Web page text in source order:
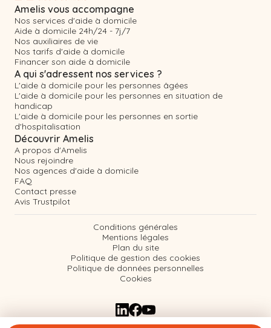
Amelis vous accompagne
Nos services d'aide à domicile
Aide à domicile 24h/24 - 7j/7
Nos auxiliaires de vie
Nos tarifs d'aide à domicile
Financer son aide à domicile
A qui s'adressent nos services ?
L'aide à domicile pour les personnes âgées
L'aide à domicile pour les personnes en situation de
handicap
L'aide à domicile pour les personnes en sortie
d'hospitalisation
Découvrir Amelis
A propos d'Amelis
Nous rejoindre
Nos agences d'aide à domicile
FAQ
Contact presse
Avis Trustpilot
Conditions générales
Mentions légales
Plan du site
Politique de gestion des cookies
Politique de données personnelles
Cookies